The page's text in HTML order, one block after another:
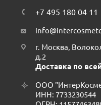
+7 495 180 04 11
г. Москва,
д.2
Доставка по
ООО
ИНН: 7733230544